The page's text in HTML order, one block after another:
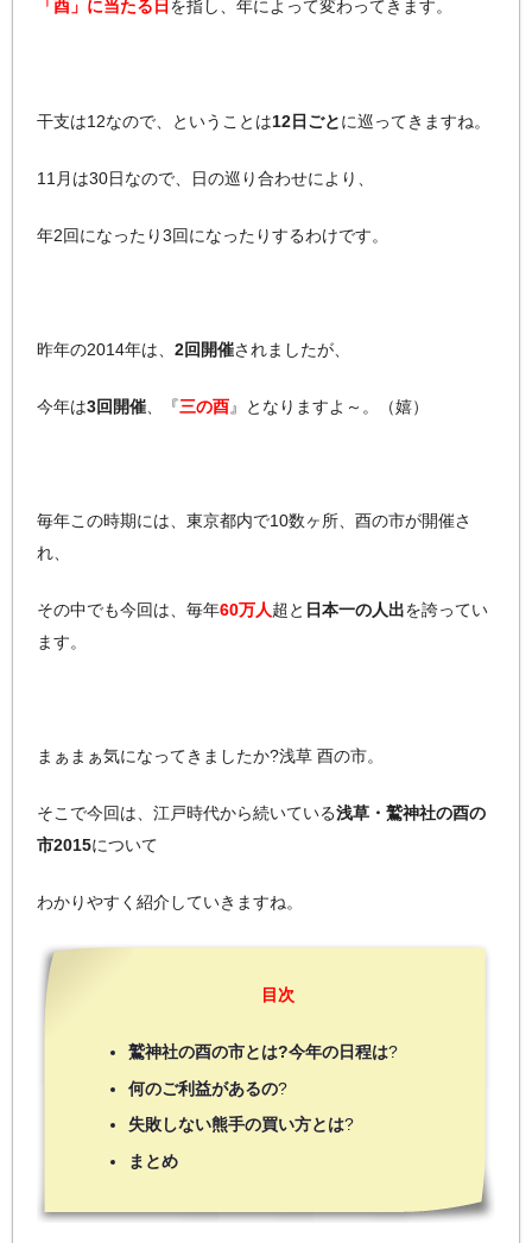
「酉」に当たる日 を指し、年によって変わってきます。
干支は12なので、ということは12日ごとに巡ってきますね。
11月は30日なので、日の巡り合わせにより、
年2回になったり3回になったりするわけです。
昨年の2014年は、 2回開催されましたが、
今年は3回開催 、『三の酉』となりますよ～。（嬉）
毎年この時期には、東京都内で10数ヶ所、酉の市が開催さ
れ、
その中でも今回は、毎年60万人超と 日本一の人出を誇ってい
ます。
まぁまぁ気になってきましたか?浅草 酉の市。
そこで今回は、江戸時代から続いている浅草・鷲神社の酉の
市2015について
わかりやすく紹介していきますね。
目次
鷲神社の酉の市とは?今年の日程は?
何のご利益があるの?
失敗しない熊手の買い方とは?
まとめ